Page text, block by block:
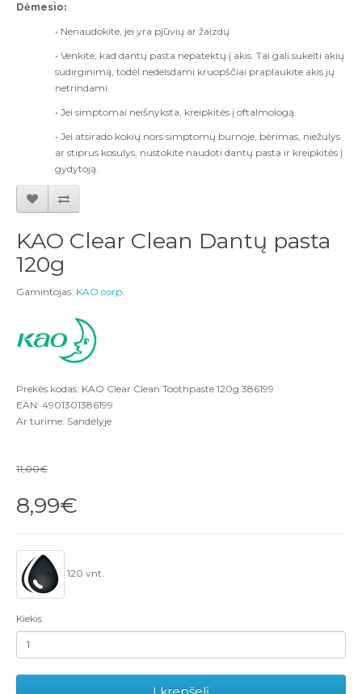
Dėmesio:
• Nenaudokite, jei yra pjūvių ar žaizdų
• Venkite, kad dantų pasta nepatektų į akis. Tai gali sukelti akių
sudirginimą, todėl nedelsdami kruopščiai praplaukite akis jų
netrindami.
• Jei simptomai neišnyksta, kreipkitės į oftalmologą.
• Jei atsirado kokių nors simptomų burnoje, bėrimas, niežulys
ar stiprus kosulys, nustokite naudoti dantų pasta ir kreipkitės į
gydytoją.
KAO Clear Clean Dantų pasta
120g
Gamintojas: KAO corp.
Prekės kodas: KAO Clear Clean Toothpaste 120g 386199
EAN: 4901301386199
Ar turime: Sandėlyje
11,00€
8,99€
120 vnt.
Kiekis
Į krepšelį